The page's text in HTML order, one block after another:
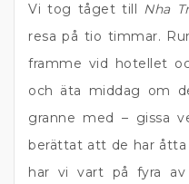
Vi tog tåget till Nha
resa på tio timmar.
framme vid hotellet
och äta middag om
granne med – gissa
berättat att de har åtta
har vi vart på fyra